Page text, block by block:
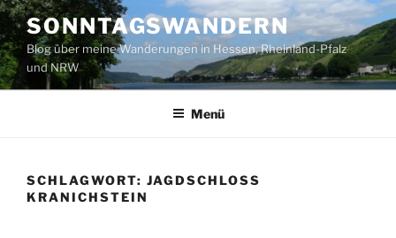
Zum
Inhalt
springen
SONNTAGSWANDERN
Blog über meine Wanderungen in Hessen, Rheinland-Pfalz
und NRW
Menü
SCHLAGWORT: JAGDSCHLOSS
KRANICHSTEIN